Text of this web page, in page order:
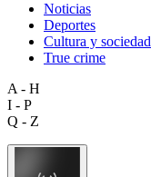
Noticias
Deportes
Cultura y sociedad
True crime
A - H
I - P
Q - Z